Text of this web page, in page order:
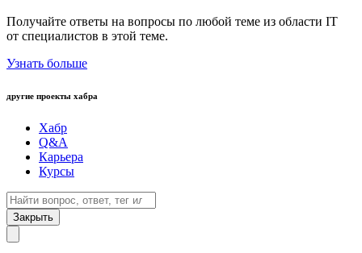
Получайте ответы на вопросы по любой теме из области IT
от специалистов в этой теме.
Узнать больше
другие проекты хабра
Хабр
Q&A
Карьера
Курсы
Закрыть